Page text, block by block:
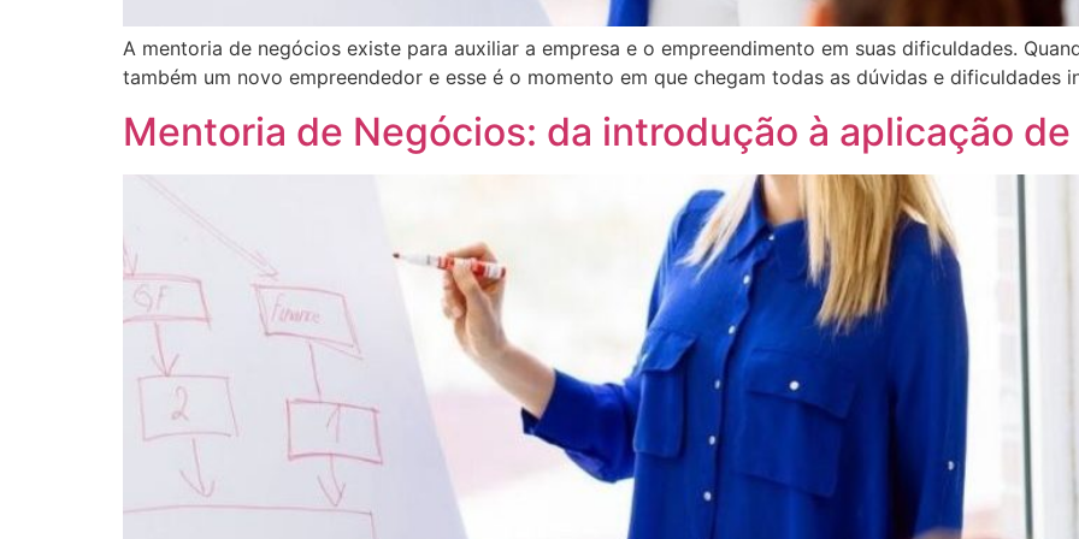
A mentoria de negócios existe para auxiliar a empresa e o empreendimento em suas dificuldades.
também um novo empreendedor e esse é o momento em que chegam todas as dúvidas e dificuldades
Mentoria de Negócios: da introdução à aplicação